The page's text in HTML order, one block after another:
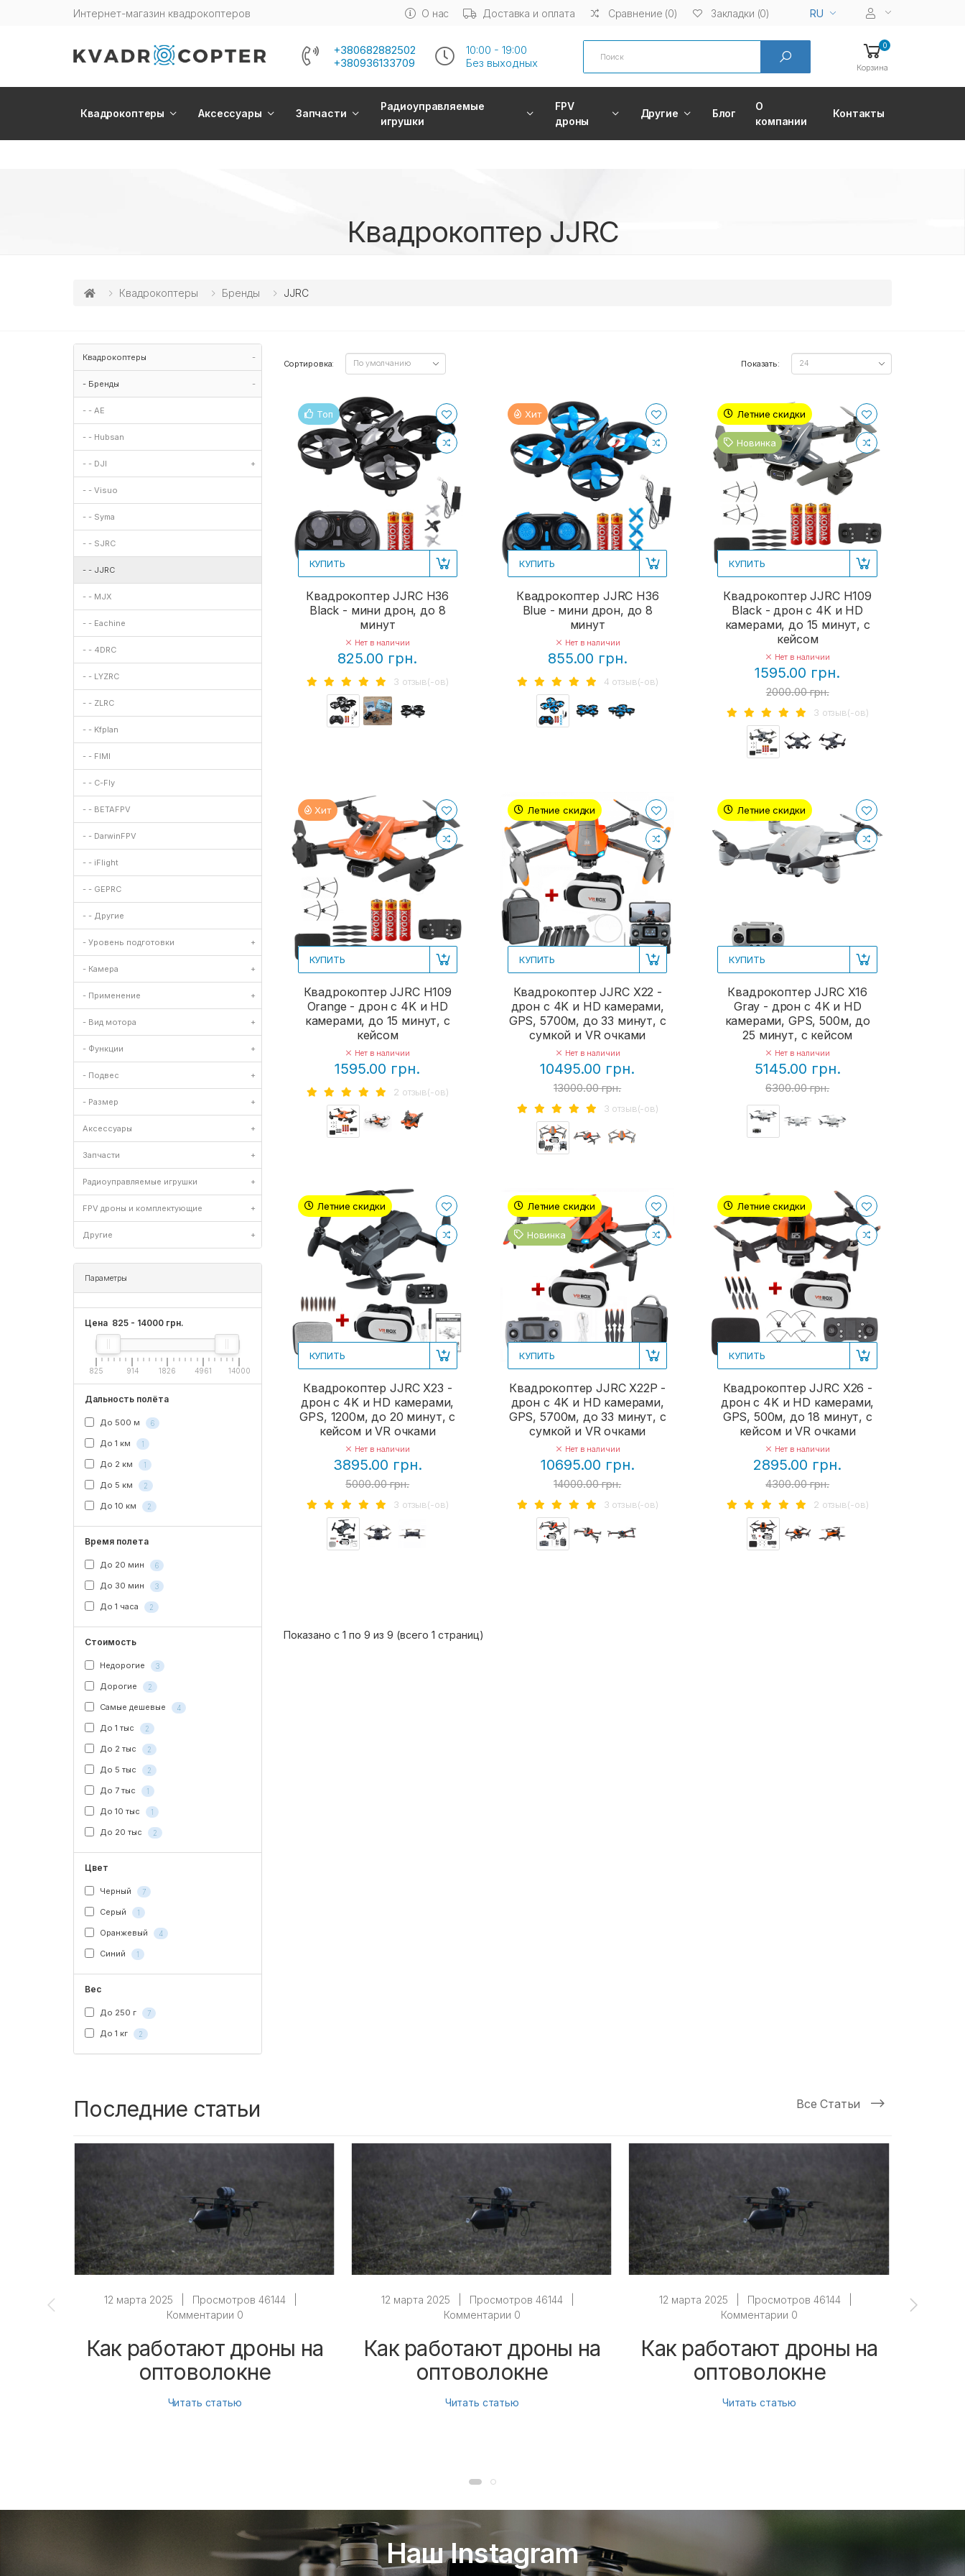
Интернет-магазин квадрокоптеров О нас Доставка и оплата Сравнение (0) Закладки (0) RU
+380682882502
+380936133709
10:00 - 19:00
Без выходных
Search 0
Корзина
Квадрокоптеры Аксессуары Запчасти
Радиоуправляемые
игрушки
FPV
дроны
Другие Блог
О
компании
Контакты
Квадрокоптер JJRC
Квадрокоптеры Бренды JJRC
Квадрокоптеры -
- Бренды -
- - AE
- - Hubsan
- - DJI +
- - Visuo
- - Syma
- - SJRC
- - JJRC
- - MJX
- - Eachine
- - 4DRC
- - LYZRC
- - ZLRC
- - Kfplan
- - FIMI
- - C-Fly
- - BETAFPV
- - DarwinFPV
- - iFlight
- - GEPRC
- - Другие
- Уровень подготовки +
- Камера +
- Применение +
- Вид мотора +
- Функции +
- Подвес +
- Размер +
Аксессуары +
Запчасти +
Радиоуправляемые игрушки +
FPV дроны и комплектующие +
Другие +
Параметры
Цена 825 - 14000 грн.
825 914 1826 4961 14000
Дальность полёта
До 500 м 6
До 1 км 1
До 2 км 1
До 5 км 2
До 10 км 2
Время полета
До 20 мин 6
До 30 мин 3
До 1 часа 2
Стоимость
Недорогие 3
Дорогие 2
Самые дешевые 4
До 1 тыс 2
До 2 тыс 2
До 5 тыс 2
До 7 тыс 1
До 10 тыс 1
До 20 тыс 2
Цвет
Черный 7
Серый 1
Оранжевый 4
Синий 1
Вес
До 250 г 7
До 1 кг 2
Сортировка: Показать:
Топ
КУПИТЬ
Квадрокоптер JJRC H36
Black - мини дрон, до 8
минут
Нет в наличии
825.00 грн.
3 отзыв(-ов)
Хит
КУПИТЬ
Квадрокоптер JJRC H36
Blue - мини дрон, до 8
минут
Нет в наличии
855.00 грн.
4 отзыв(-ов)
Летние скидки
Новинка
КУПИТЬ
Квадрокоптер JJRC H109
Black - дрон с 4K и HD
камерами, до 15 минут, с
кейсом
Нет в наличии
1595.00 грн.
2000.00 грн.
3 отзыв(-ов)
Хит
КУПИТЬ
Квадрокоптер JJRC H109
Orange - дрон с 4K и HD
камерами, до 15 минут, с
кейсом
Нет в наличии
1595.00 грн.
2 отзыв(-ов)
Летние скидки
КУПИТЬ
Квадрокоптер JJRC X22 -
дрон с 4K и HD камерами,
GPS, 5700м, до 33 минут, с
сумкой и VR очками
Нет в наличии
10495.00 грн.
13000.00 грн.
3 отзыв(-ов)
Летние скидки
КУПИТЬ
Квадрокоптер JJRC X16
Gray - дрон с 4K и HD
камерами, GPS, 500м, до
25 минут, с кейсом
Нет в наличии
5145.00 грн.
6300.00 грн.
Летние скидки
КУПИТЬ
Квадрокоптер JJRC X23 -
дрон с 4K и HD камерами,
GPS, 1200м, до 20 минут, с
кейсом и VR очками
Нет в наличии
3895.00 грн.
5000.00 грн.
3 отзыв(-ов)
Летние скидки
Новинка
КУПИТЬ
Квадрокоптер JJRC X22P -
дрон с 4K и HD камерами,
GPS, 5700м, до 33 минут, с
сумкой и VR очками
Нет в наличии
10695.00 грн.
14000.00 грн.
3 отзыв(-ов)
Летние скидки
КУПИТЬ
Квадрокоптер JJRC X26 -
дрон с 4K и HD камерами,
GPS, 500м, до 18 минут, с
кейсом и VR очками
Нет в наличии
2895.00 грн.
4300.00 грн.
2 отзыв(-ов)
Показано с 1 по 9 из 9 (всего 1 страниц)
Последние статьи Все Статьи
12 марта 2025 Просмотров 46144
Комментарии 0
Как работают дроны на
оптоволокне
Читать статью
12 марта 2025 Просмотров 46144
Комментарии 0
Как работают дроны на
оптоволокне
Читать статью
12 марта 2025 Просмотров 46144
Комментарии 0
Как работают дроны на
оптоволокне
Читать статью
Наш Instagram